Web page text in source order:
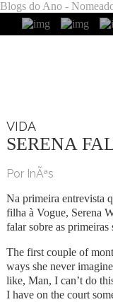
Blogs do Ano -
VIDA
SERENA
Por InÃªs
Na primeira entrevista
filha à Vogue, Serena
falar sobre as primeiras
The first couple of
ways she never
like, Man, I can’t do
I have on the court